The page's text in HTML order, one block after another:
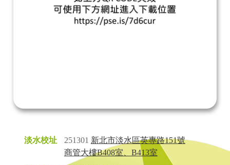
淡水校址 251301 新北市淡水區英專路151號
商管大樓B408室、B413室